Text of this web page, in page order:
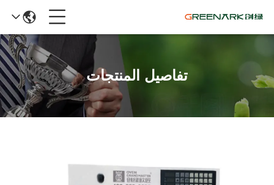
تفاصيل المنتجات